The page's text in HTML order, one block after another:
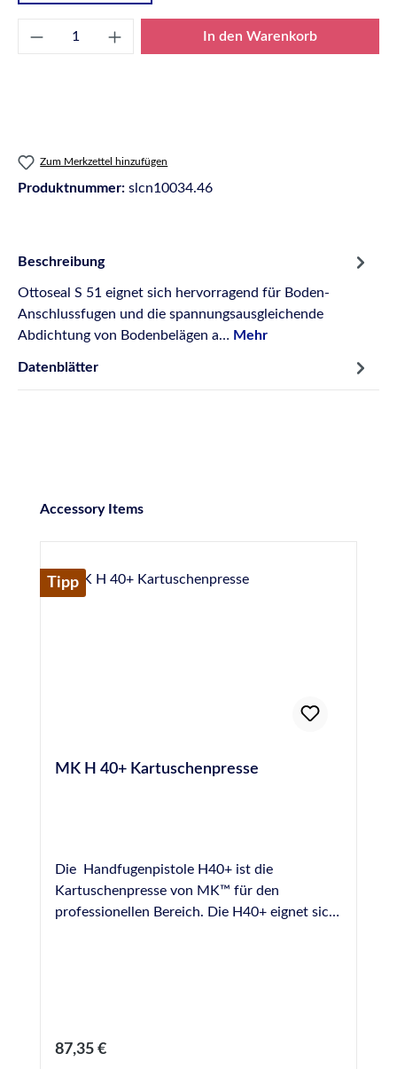
Produkt Anzahl: Gib den gewünschten
In den Warenkorb
Zum Merkzettel hinzufügen
Produktnummer: slcn10034.46
Beschreibung
Ottoseal S 51 eignet sich hervorragend für Boden-
Anschlussfugen und die spannungsausgleichende
Abdichtung von Bodenbelägen a… Mehr
Datenblätter
Produktgalerie überspringen
Accessory Items
Tipp
MK H 40+ Kartuschenpresse
Die Handfugenpistole H40+ ist die
Kartuschenpresse von MK™ für den
professionellen Bereich. Die H40+ eignet sich
Materialfluss, die AntiDrip-Technologie
verhindert das Nachfliessen von Material. Die
Regulärer Preis:
87,35 €